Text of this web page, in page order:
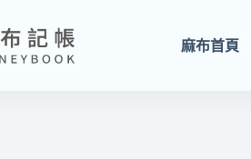
麻布首頁